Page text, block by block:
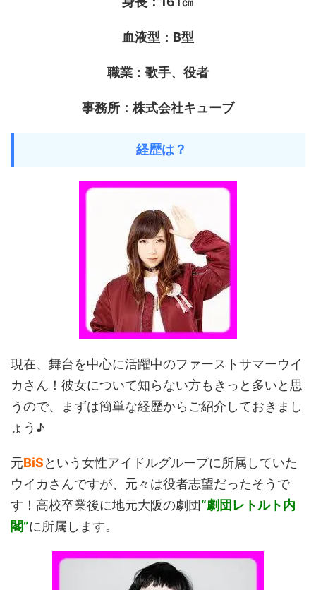
血液型：B型
職業：歌手、役者
事務所：株式会社キューブ
経歴は？
現在、舞台を中心に活躍中のファーストサマーウイ
カさん！彼女について知らない方もきっと多いと思
うので、まずは簡単な経歴からご紹介しておきまし
ょう♪
元BiSという女性アイドルグループに所属していた
ウイカさんですが、元々は役者志望だったそうで
す！高校卒業後に地元大阪の劇団“劇団レトルト内
閣”に所属します。